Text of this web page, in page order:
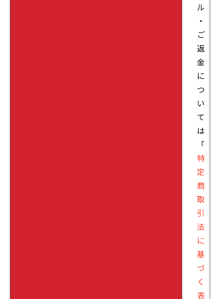
ル
・
ご
返
金
に
つ
い
て
は
「
特
定
商
取
引
法
に
基
づ
く
表